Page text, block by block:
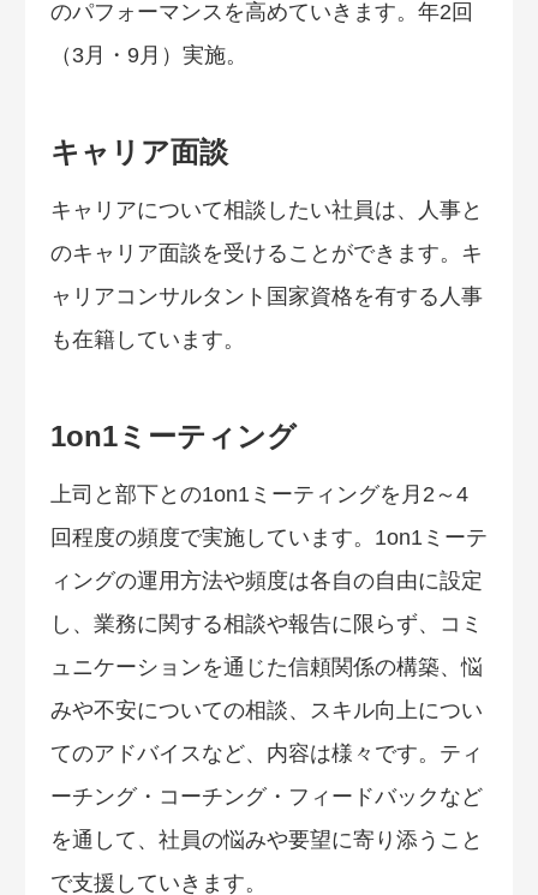
のパフォーマンスを高めていきます。年2回
（3月・9月）実施。
キャリア面談
キャリアについて相談したい社員は、人事と
のキャリア面談を受けることができます。キ
ャリアコンサルタント国家資格を有する人事
も在籍しています。
1on1ミーティング
上司と部下との1on1ミーティングを月2～4
回程度の頻度で実施しています。1on1ミーテ
ィングの運用方法や頻度は各自の自由に設定
し、業務に関する相談や報告に限らず、コミ
ュニケーションを通じた信頼関係の構築、悩
みや不安についての相談、スキル向上につい
てのアドバイスなど、内容は様々です。ティ
ーチング・コーチング・フィードバックなど
を通して、社員の悩みや要望に寄り添うこと
で支援していきます。